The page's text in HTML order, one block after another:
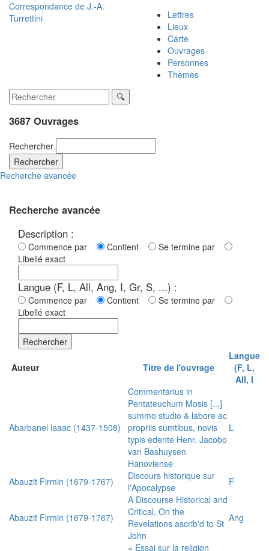
Correspondance de J.-A.
Turrettini
Lettres
Lieux
Carte
Ouvrages
Personnes
Thèmes
3687 Ouvrages
Rechercher
Rechercher
Recherche avancée
Recherche avancée
Description :
Commence par Contient
Se termine par
Libellé exact
Langue (F, L, All, Ang, I, Gr, S, ...) :
Commence par Contient
Se termine par
Libellé exact
Rechercher
Auteur Titre de l'ouvrage
Langue
(F, L,
All, I
Abarbanel Isaac (1437-1508)
Commentarius in
Pentateuchum Mosis [...]
summo studio & labore ac
propriis sumtibus, novis
typis edente Henr. Jacobo
van Bashuysen
Hanoviense
L
Abauzit Firmin (1679-1767)
Discours historique sur
l'Apocalypse
F
Abauzit Firmin (1679-1767)
A Discourse Historical and
Critical, On the
Revelations ascrib'd to St
John
Ang
« Essai sur la religion